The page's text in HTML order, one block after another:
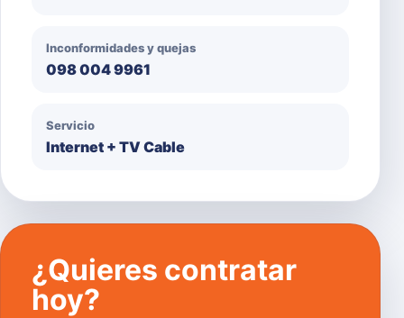
Inconformidades y quejas
098 004 9961
Servicio
Internet + TV Cable
¿Quieres contratar
hoy?